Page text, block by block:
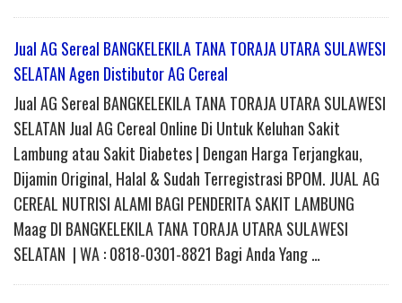
Jual AG Sereal BANGKELEKILA TANA TORAJA UTARA SULAWESI
SELATAN Agen Distibutor AG Cereal
Jual AG Sereal BANGKELEKILA TANA TORAJA UTARA SULAWESI
SELATAN Jual AG Cereal Online Di Untuk Keluhan Sakit
Lambung atau Sakit Diabetes | Dengan Harga Terjangkau,
Dijamin Original, Halal & Sudah Terregistrasi BPOM. JUAL AG
CEREAL NUTRISI ALAMI BAGI PENDERITA SAKIT LAMBUNG
Maag DI BANGKELEKILA TANA TORAJA UTARA SULAWESI
SELATAN | WA : 0818-0301-8821 Bagi Anda Yang …